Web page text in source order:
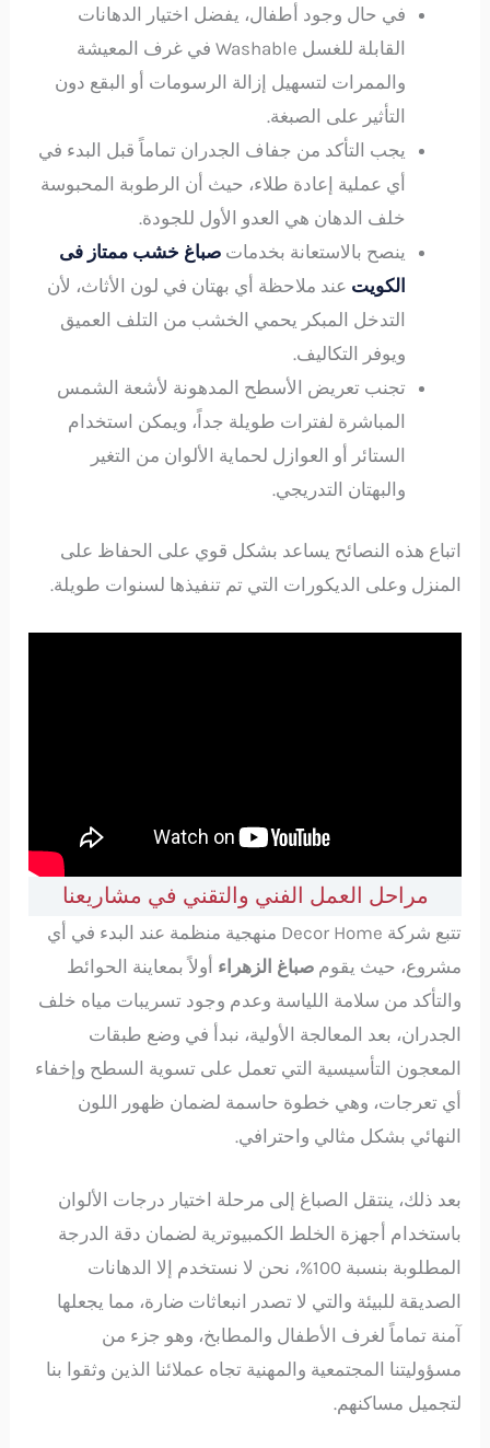
في حال وجود أطفال، يفضل اختيار الدهانات
القابلة للغسل Washable في غرف المعيشة
والممرات لتسهيل إزالة الرسومات أو البقع دون
التأثير على الصبغة.
يجب التأكد من جفاف الجدران تماماً قبل البدء في
أي عملية إعادة طلاء، حيث أن الرطوبة المحبوسة
خلف الدهان هي العدو الأول للجودة.
ينصح بالاستعانة بخدماتصباغ خشب ممتاز فى
الكويت عند ملاحظة أي بهتان في لون الأثاث، لأن
التدخل المبكر يحمي الخشب من التلف العميق
ويوفر التكاليف.
تجنب تعريض الأسطح المدهونة لأشعة الشمس
المباشرة لفترات طويلة جداً، ويمكن استخدام
الستائر أو العوازل لحماية الألوان من التغير
والبهتان التدريجي.
اتباع هذه النصائح يساعد بشكل قوي على الحفاظ على
المنزل وعلى الديكورات التي تم تنفيذها لسنوات طويلة.
مراحل العمل الفني والتقني في مشاريعنا
تتبع شركة Decor Home منهجية منظمة عند البدء في أي
مشروع، حيث يقوم صباغ الزهراء أولاً بمعاينة الحوائط
والتأكد من سلامة اللياسة وعدم وجود تسريبات مياه خلف
الجدران، بعد المعالجة الأولية، نبدأ في وضع طبقات
المعجون التأسيسية التي تعمل على تسوية السطح وإخفاء
أي تعرجات، وهي خطوة حاسمة لضمان ظهور اللون
النهائي بشكل مثالي واحترافي.
بعد ذلك، ينتقل الصباغ إلى مرحلة اختيار درجات الألوان
باستخدام أجهزة الخلط الكمبيوترية لضمان دقة الدرجة
المطلوبة بنسبة 100%، نحن لا نستخدم إلا الدهانات
الصديقة للبيئة والتي لا تصدر انبعاثات ضارة، مما يجعلها
آمنة تماماً لغرف الأطفال والمطابخ، وهو جزء من
مسؤوليتنا المجتمعية والمهنية تجاه عملائنا الذين وثقوا بنا
لتجميل مساكنهم.